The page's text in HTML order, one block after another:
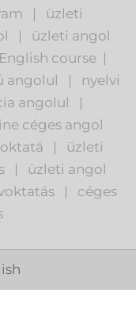
|
üzleti
|
üzleti angol
course |
angolul |
nyelvi
angolul
|
céges angol
|
üzleti
|
üzleti angol
|
céges